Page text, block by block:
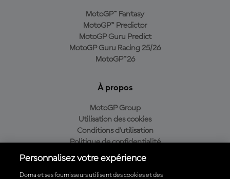
MotoGP™ Fantasy
MotoGP™ Predictor
MotoGP Guru Predict
MotoGP Guru Racing 25/26
MotoGP™26
À propos
MotoGP Group
Utilisation des cookies
Conditions d'utilisation
Politique de confidentialité
Politique d’achat
Personnalisez votre expérience
Dorna et ses fournisseurs utilisent des cookies et des